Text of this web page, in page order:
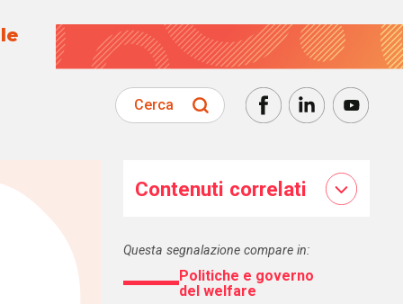
Cerca
Contenuti correlati
Questa segnalazione compare in:
Politiche e governo
del welfare